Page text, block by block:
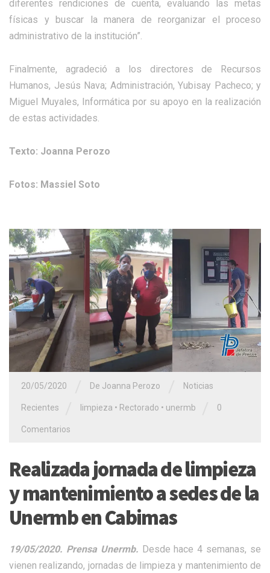
diferentes rendiciones de cuenta, evaluando las metas
físicas y buscar la manera de reorganizar el proceso
administrativo de la institución”.
Finalmente, agradeció a los directores de Recursos
Humanos, Jesús Nava; Administración, Yubisay Pacheco; y
Miguel Muyales, Informática por su apoyo en la realización
de estas actividades.
Texto: Joanna Perozo
Fotos: Massiel Soto
20/05/2020 De Joanna Perozo Noticias
Recientes limpieza • Rectorado • unermb 0
Comentarios
Realizada jornada de limpieza
y mantenimiento a sedes de la
Unermb en Cabimas
19/05/2020. Prensa Unermb. Desde hace 4 semanas, se
vienen realizando, jornadas de limpieza y mantenimiento de